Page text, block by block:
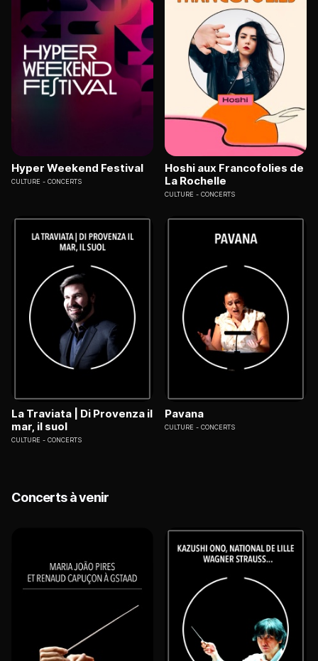
Hyper Weekend Festival
CULTURE CONCERTS
Hoshi aux Francofolies de
La Rochelle
CULTURE CONCERTS
La Traviata | Di Provenza il
mar, il suol
CULTURE CONCERTS
Pavana
CULTURE CONCERTS
Concerts à venir